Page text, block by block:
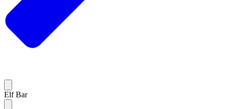
Elf Bar